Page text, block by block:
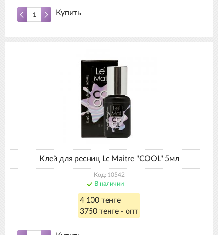
Клей для ресниц Le Maitre "COOL" 5мл
Код: 10542
В наличии
4 100 тенге
3750 тенге - опт